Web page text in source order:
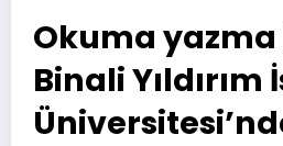
Okuma
Binali